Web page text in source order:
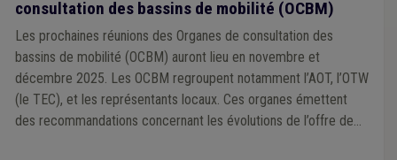
consultation des bassins de mobilité (OCBM)
Les prochaines réunions des Organes de consultation des
bassins de mobilité (OCBM) auront lieu en novembre et
décembre 2025. Les OCBM regroupent notamment l’AOT, l’OTW
(le TEC), et les représentants locaux. Ces organes émettent
des recommandations concernant les évolutions de l’offre de